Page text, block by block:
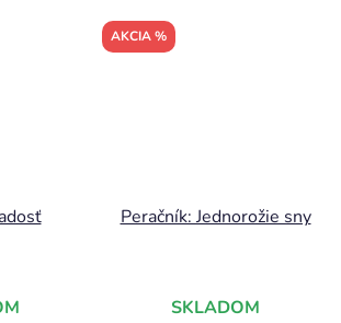
AKCIA %
Peračník: Jednorožie sny
SKLADOM